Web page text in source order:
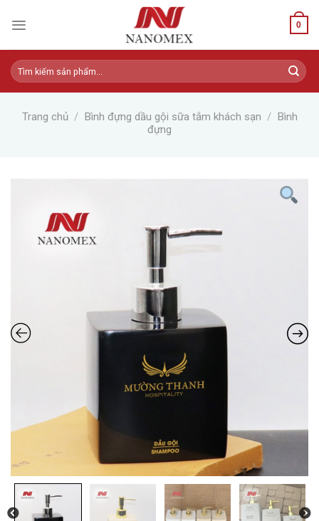
0
Tìm
kiếm:
Trang chủ / Bình đựng dầu gội sữa tắm khách sạn / Bình
đựng